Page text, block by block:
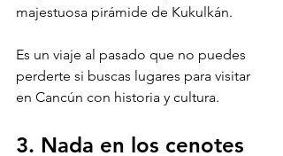
majestuosa pirámide de Kukulkán.
Es un viaje al pasado que no puedes
perderte si buscas lugares para visitar
en Cancún con historia y cultura.
3. Nada en los cenotes